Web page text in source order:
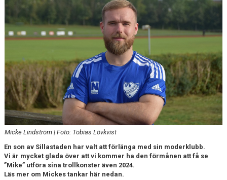
Micke Lindström | Foto: Tobias Lövkvist
En son av Sillastaden har valt att förlänga med sin moderklubb.
Vi är mycket glada över att vi kommer ha den förmånen att få se
”Mike” utföra sina trollkonster även 2024.
Läs mer om Mickes tankar här nedan.